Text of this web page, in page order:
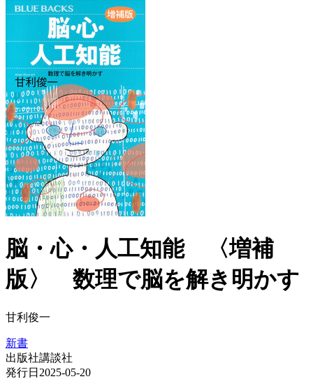
脳・心・人工知能 〈増補
版〉 数理で脳を解き明かす
甘利俊一
新書
出版社講談社
発行日 2025-05-20